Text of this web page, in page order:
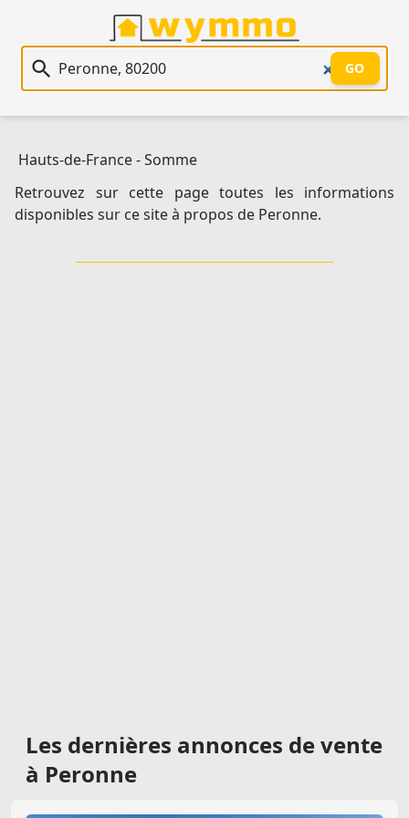
Recherche immobilière
GO
Hauts-de-France-Somme
Retrouvez sur cette page toutes les informations
disponibles sur ce site à propos de Peronne.
Les dernières annonces de vente
à Peronne